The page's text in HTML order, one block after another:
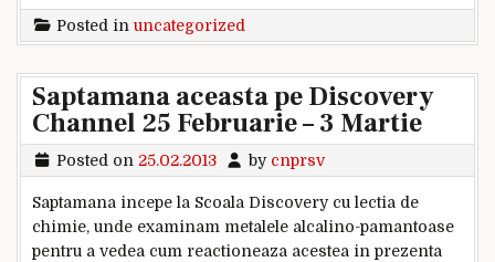
Posted in uncategorized
Saptamana aceasta pe Discovery
Channel 25 Februarie – 3 Martie
Posted on 25.02.2013 by cnprsv
Saptamana incepe la Scoala Discovery cu lectia de
chimie, unde examinam metalele alcalino-pamantoase
pentru a vedea cum reactioneaza acestea in prezenta